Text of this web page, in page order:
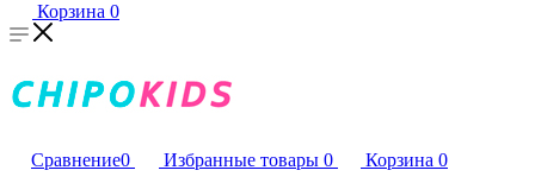
Корзина 0
Сравнение0 Избранные товары 0 Корзина 0